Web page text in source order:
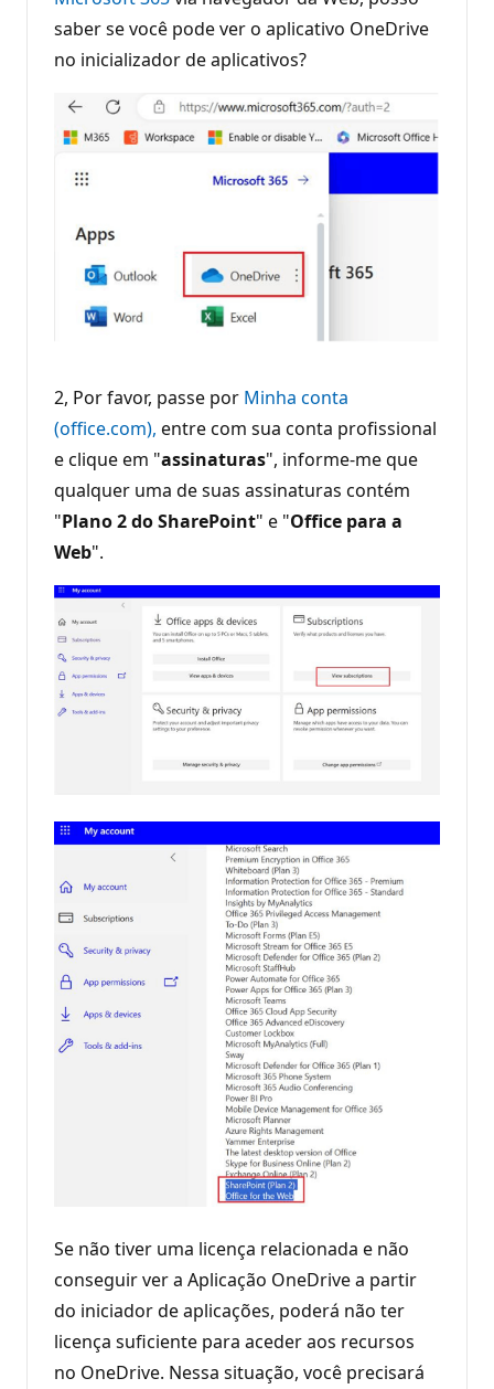
saber se você pode ver o aplicativo OneDrive
no inicializador de aplicativos?
2, Por favor, passe por Minha conta
(office.com), entre com sua conta profissional
e clique em "assinaturas", informe-me que
qualquer uma de suas assinaturas contém
"Plano 2 do SharePoint" e "Office para a
Web".
Se não tiver uma licença relacionada e não
conseguir ver a Aplicação OneDrive a partir
do iniciador de aplicações, poderá não ter
licença suficiente para aceder aos recursos
no OneDrive. Nessa situação, você precisará